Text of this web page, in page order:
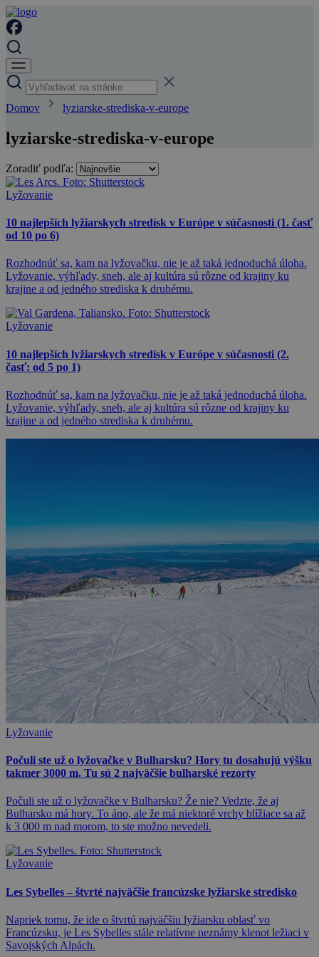
Domov lyziarske-strediska-v-europe
lyziarske-strediska-v-europe
Zoradiť podľa:
Lyžovanie
10 najlepších lyžiarskych stredísk v Európe v súčasnosti (1. časť
od 10 po 6)
Rozhodnúť sa, kam na lyžovačku, nie je až taká jednoduchá úloha.
Lyžovanie, výhľady, sneh, ale aj kultúra sú rôzne od krajiny ku
krajine a od jedného strediska k druhému.
Lyžovanie
10 najlepších lyžiarskych stredísk v Európe v súčasnosti (2.
časť: od 5 po 1)
Rozhodnúť sa, kam na lyžovačku, nie je až taká jednoduchá úloha.
Lyžovanie, výhľady, sneh, ale aj kultúra sú rôzne od krajiny ku
krajine a od jedného strediska k druhému.
Lyžovanie
Počuli ste už o lyžovačke v Bulharsku? Hory tu dosahujú výšku
takmer 3000 m. Tu sú 2 najväčšie bulharské rezorty
Počuli ste už o lyžovačke v Bulharsku? Že nie? Vedzte, že aj
Bulharsko má hory. To áno, ale že má niektoré vrchy blížiace sa až
k 3 000 m nad morom, to ste možno nevedeli.
Lyžovanie
Les Sybelles – štvrté najväčšie francúzske lyžiarske stredisko
Napriek tomu, že ide o štvrtú najväčšiu lyžiarsku oblasť vo
Francúzsku, je Les Sybelles stále relatívne neznámy klenot ležiaci v
Savojských Alpách.